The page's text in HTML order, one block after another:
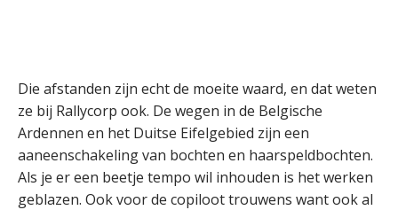
Die afstanden zijn echt de moeite waard, en dat weten
ze bij Rallycorp ook. De wegen in de Belgische
Ardennen en het Duitse Eifelgebied zijn een
aaneenschakeling van bochten en haarspeldbochten.
Als je er een beetje tempo wil inhouden is het werken
geblazen. Ook voor de copiloot trouwens want ook al